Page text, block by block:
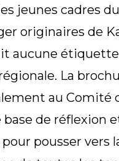
jeunes cadres
originaires de
aucune étiquette
La
au Comité
de réflexion
pousser vers